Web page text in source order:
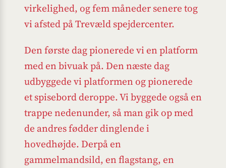
virkelighed, og fem måneder senere tog
vi afsted på Trevæld spejdercenter.
Den første dag pionerede vi en platform
med en bivuak på. Den næste dag
udbyggede vi platformen og pionerede
et spisebord deroppe. Vi byggede også en
trappe nedenunder, så man gik op med
de andres fødder dinglende i
hovedhøjde. Derpå en
gammelmandsild, en flagstang, en